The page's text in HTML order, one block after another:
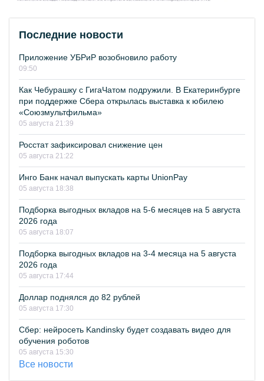
Последние новости
Приложение УБРиР возобновило работу
09:50
Как Чебурашку с ГигаЧатом подружили. В Екатеринбурге
при поддержке Сбера открылась выставка к юбилею
«Союзмультфильма»
05 августа 21:39
Росстат зафиксировал снижение цен
05 августа 21:22
Инго Банк начал выпускать карты UnionPay
05 августа 18:38
Подборка выгодных вкладов на 5-6 месяцев на 5 августа
2026 года
05 августа 18:07
Подборка выгодных вкладов на 3-4 месяца на 5 августа
2026 года
05 августа 17:44
Доллар поднялся до 82 рублей
05 августа 17:30
Сбер: нейросеть Kandinsky будет создавать видео для
обучения роботов
05 августа 15:30
Все новости